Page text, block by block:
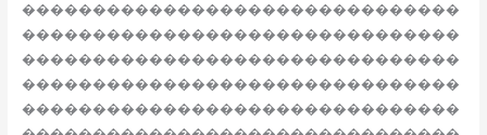
�������������������������������
�������������������������������
�������������������������������
�������������������������������
�������������������������������